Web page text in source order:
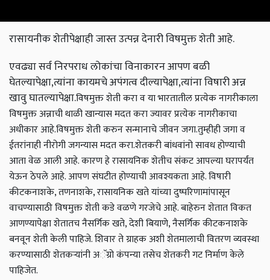
रासायनीक शेतीपेक्षाही जास्त उत्पन्न देनारी विषमुक्त शेती आहे.
एवढ्या सर्व निरपराध लोकांचा विनाकारन आपण बळी
घेतल्यापेक्षा,त्यांना कायमचे अपंगत्व दील्यापेक्षा,त्यांना विषारी अन्न
खावु घातल्यापेक्षा.विषमुक्त शेती करा व या भारतातील प्रत्येक नागरीकाला
विषमुक्त अन्नाची थाळी खान्यास मदत करा ज्यावर प्रत्येक नागरीकाचा
अधीकार आहे.विषमुक्त शेती करुन सन्मानाचे जीवन जगा.तुम्हीही जगा व
ईतरांनाही नीरोगी जगन्यास मदत करा.शेतकरी बांधवांनो सावध होण्याची
आता वेळ आली आहे. कारण हे रासायनिक शेतीच संकट आपल्या घरापर्यंत
येऊन ठेपले आहे. आपण संघटीत होण्याची आवश्यकता आहे. विषारी
कीटकनाशके, तणनाशके, रासायनिक खते यांच्या दुष्परिणामांपासून
वाचण्यासाठी विषमुक्त शेती कडे वळणे गरजेचे आहे. बाहेरुन शेतात विकत
आणण्यापेक्षा शेतातच नैसर्गिक खते, देशी बियाणे, नैसर्गिक कीटकनाशके
बनवून शेती केली पाहिजे. शिवार ते ग्राहक अशी शेतमालाची वितरण व्यवस्था
करण्यासाठी शेतकऱ्यांनी अॅग्रो कंपन्या तसेच शेतकरी गट निर्माण केले
पाहिजेत.